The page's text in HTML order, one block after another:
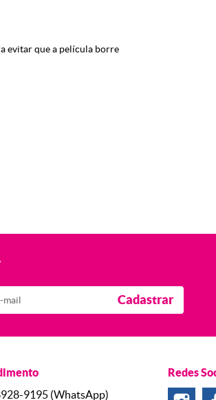
evitar que a película borre
Cadastrar
9195 (WhatsApp)
Redes